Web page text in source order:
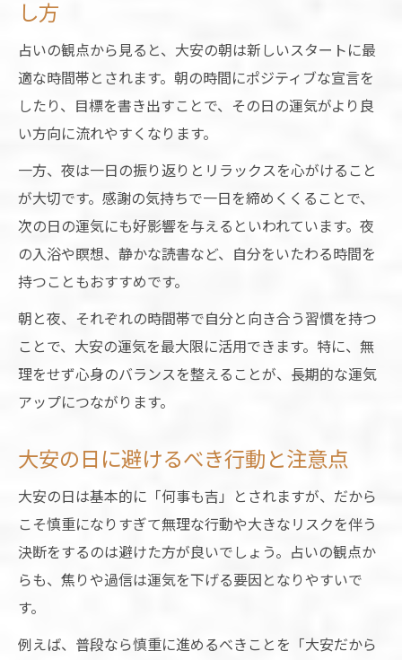
し方
占いの観点から見ると、大安の朝は新しいスタートに最
適な時間帯とされます。朝の時間にポジティブな宣言を
したり、目標を書き出すことで、その日の運気がより良
い方向に流れやすくなります。
一方、夜は一日の振り返りとリラックスを心がけること
が大切です。感謝の気持ちで一日を締めくくることで、
次の日の運気にも好影響を与えるといわれています。夜
の入浴や瞑想、静かな読書など、自分をいたわる時間を
持つこともおすすめです。
朝と夜、それぞれの時間帯で自分と向き合う習慣を持つ
ことで、大安の運気を最大限に活用できます。特に、無
理をせず心身のバランスを整えることが、長期的な運気
アップにつながります。
大安の日に避けるべき行動と注意点
大安の日は基本的に「何事も吉」とされますが、だから
こそ慎重になりすぎて無理な行動や大きなリスクを伴う
決断をするのは避けた方が良いでしょう。占いの観点か
らも、焦りや過信は運気を下げる要因となりやすいで
す。
例えば、普段なら慎重に進めるべきことを「大安だから